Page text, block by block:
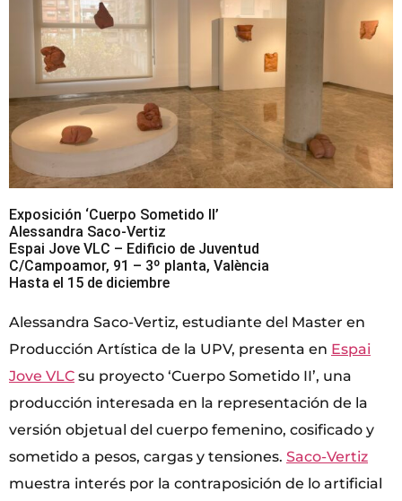
Exposición ‘Cuerpo Sometido II’
Alessandra Saco-Vertiz
Espai Jove VLC – Edificio de Juventud
C/Campoamor, 91 – 3º planta, València
Hasta el 15 de diciembre
Alessandra Saco-Vertiz, estudiante del Master en
Producción Artística de la UPV, presenta en Espai
Jove VLC su proyecto ‘Cuerpo Sometido II’, una
producción interesada en la representación de la
versión objetual del cuerpo femenino, cosificado y
sometido a pesos, cargas y tensiones. Saco-Vertiz
muestra interés por la contraposición de lo artificial